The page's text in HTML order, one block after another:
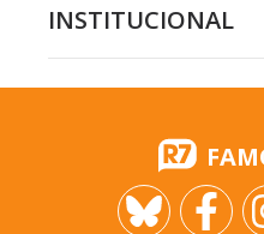
INSTITUCIONAL